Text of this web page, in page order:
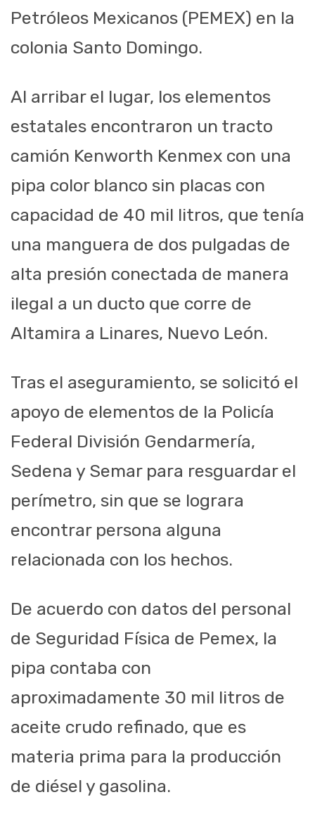
Petróleos Mexicanos (PEMEX) en la
colonia Santo Domingo.
Al arribar el lugar, los elementos
estatales encontraron un tracto
camión Kenworth Kenmex con una
pipa color blanco sin placas con
capacidad de 40 mil litros, que tenía
una manguera de dos pulgadas de
alta presión conectada de manera
ilegal a un ducto que corre de
Altamira a Linares, Nuevo León.
Tras el aseguramiento, se solicitó el
apoyo de elementos de la Policía
Federal División Gendarmería,
Sedena y Semar para resguardar el
perímetro, sin que se lograra
encontrar persona alguna
relacionada con los hechos.
De acuerdo con datos del personal
de Seguridad Física de Pemex, la
pipa contaba con
aproximadamente 30 mil litros de
aceite crudo refinado, que es
materia prima para la producción
de diésel y gasolina.